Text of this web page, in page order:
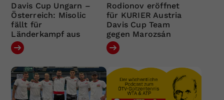
Davis Cup Ungarn –
Österreich: Misolic
fällt für
Länderkampf aus
Rodionov eröffnet
für KURIER Austria
Davis Cup Team
gegen Marozsán